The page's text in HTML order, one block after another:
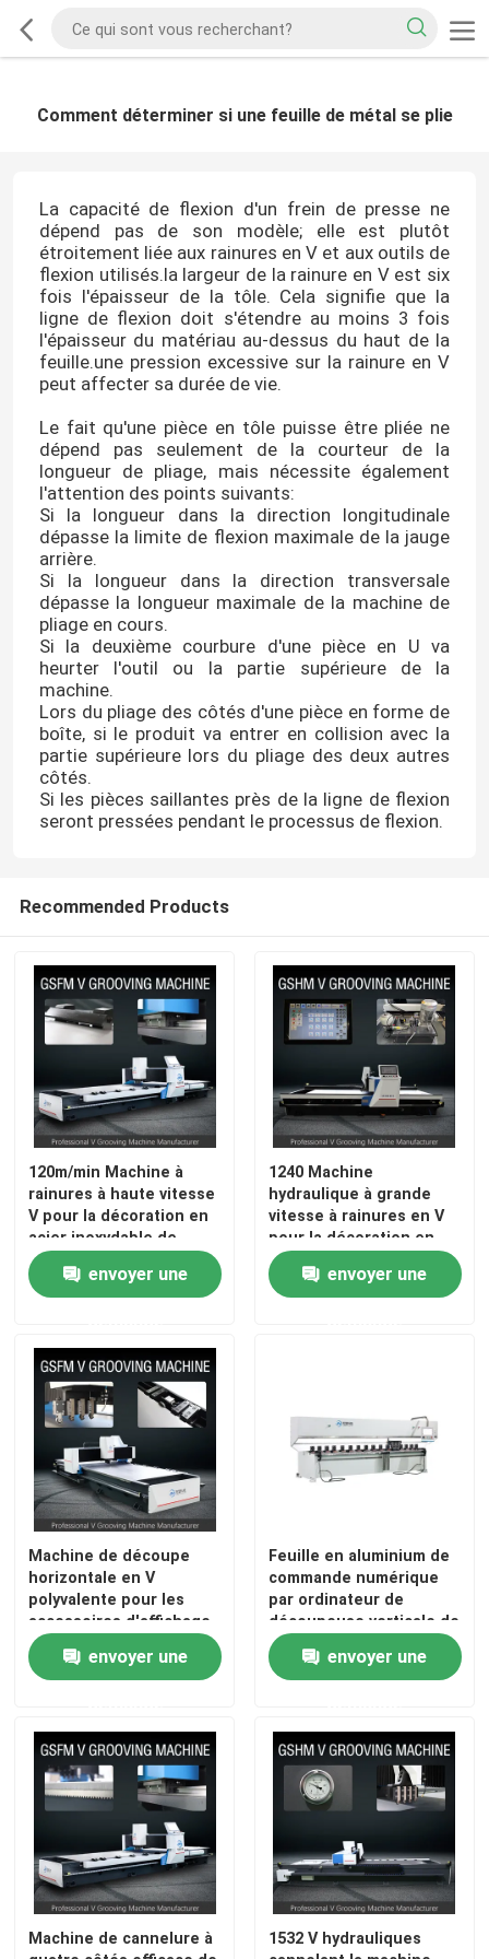
Comment déterminer si une feuille de métal se plie
La capacité de flexion d'un frein de presse ne
dépend pas de son modèle; elle est plutôt
étroitement liée aux rainures en V et aux outils de
flexion utilisés.la largeur de la rainure en V est six
fois l'épaisseur de la tôle. Cela signifie que la
ligne de flexion doit s'étendre au moins 3 fois
l'épaisseur du matériau au-dessus du haut de la
feuille.une pression excessive sur la rainure en V
peut affecter sa durée de vie.
Le fait qu'une pièce en tôle puisse être pliée ne
dépend pas seulement de la courteur de la
longueur de pliage, mais nécessite également
l'attention des points suivants:
Si la longueur dans la direction longitudinale
dépasse la limite de flexion maximale de la jauge
arrière.
Si la longueur dans la direction transversale
dépasse la longueur maximale de la machine de
pliage en cours.
Si la deuxième courbure d'une pièce en U va
heurter l'outil ou la partie supérieure de la
machine.
Lors du pliage des côtés d'une pièce en forme de
boîte, si le produit va entrer en collision avec la
partie supérieure lors du pliage des deux autres
côtés.
Si les pièces saillantes près de la ligne de flexion
seront pressées pendant le processus de flexion.
Recommended Products
120m/min Machine à
rainures à haute vitesse
V pour la décoration en
acier inoxydable de
planche à roulettes
envoyer une
1240 Machine
hydraulique à grande
vitesse à rainures en V
pour la décoration en
acier inoxydable
envoyer une
Machine de découpe
horizontale en V
polyvalente pour les
accessoires d'affichage
avec décoration en acier
inoxydableenvoyer une
Feuille en aluminium de
commande numérique
par ordinateur de
découpeuse verticale de
tôle cannelant la
machine hydraulique
envoyer une
Machine de cannelure à
1532 V hydrauliques